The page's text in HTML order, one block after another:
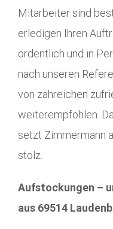
Mitarbeiter sind
erledigen Ihren
ordentlich und in
nach unseren
von zahreichen
weiterempfohlen.
setzt Zimmermann
stolz.
Aufstockungen –
aus 69514